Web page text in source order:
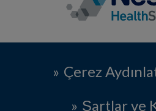
Çerez
Şartlar ve